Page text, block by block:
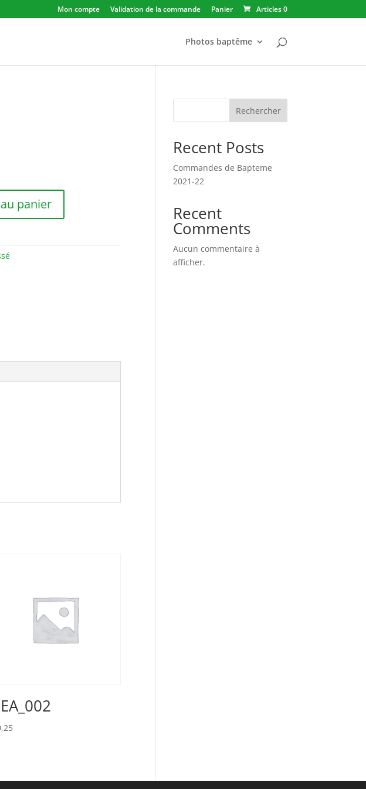
Mon compte Validation de la commande Panier Articles 0
Photos baptême
panier
Rechercher
Recent Posts
Commandes de Bapteme
2021-22
Recent
Comments
Aucun commentaire à
afficher.